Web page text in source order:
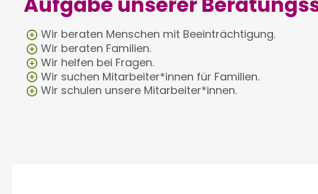
Wir beraten Menschen mit Beeinträchtigung.
Wir beraten Familien.
Wir helfen bei Fragen.
Wir suchen Mitarbeiter*innen für Familien.
Wir schulen unsere Mitarbeiter*innen.